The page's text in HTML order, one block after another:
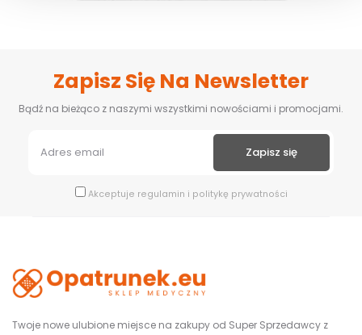
Zapisz Się Na Newsletter
Bądź na bieżąco z naszymi wszystkimi nowościami i promocjami.
Akceptuje regulamin i politykę prywatności
Twoje nowe ulubione miejsce na zakupy od Super Sprzedawcy z